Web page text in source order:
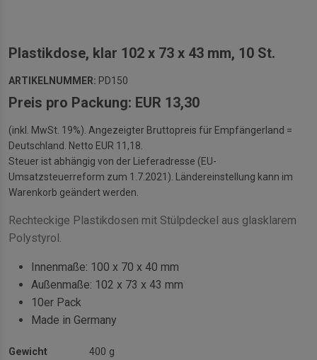
Plastikdose, klar 102 x 73 x 43 mm, 10 St.
ARTIKELNUMMER: PD150
Preis pro Packung: EUR 13,30
(inkl. MwSt. 19%). Angezeigter Bruttopreis für Empfängerland =
Deutschland. Netto EUR 11,18.
Steuer ist abhängig von der Lieferadresse (EU-
Umsatzsteuerreform zum 1.7.2021). Ländereinstellung kann im
Warenkorb geändert werden.
Rechteckige Plastikdosen mit Stülpdeckel aus glasklarem
Polystyrol.
Innenmaße: 100 x 70 x 40 mm
Außenmaße: 102 x 73 x 43 mm
10er Pack
Made in Germany
Gewicht 400 g